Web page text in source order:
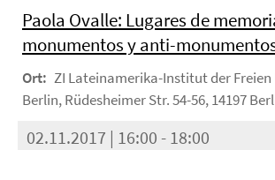
Paola Ovalle: Lugares de
monumentos y anti-
Ort: ZI Lateinamerika-Institut der
Berlin, Rüdesheimer Str. 54-56, 14197
02.11.2017 | 16:00 - 18:00